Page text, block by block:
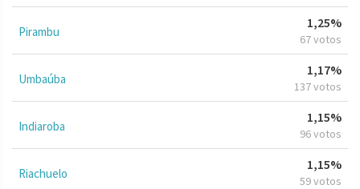
Pirambu
1,25%
67 votos
Umbaúba
1,17%
137 votos
Indiaroba
1,15%
96 votos
Riachuelo
1,15%
59 votos